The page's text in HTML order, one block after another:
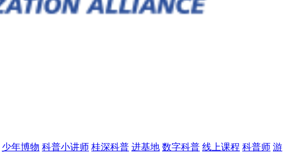
少年博物 科普小讲师 桂深科普 进基地 数字科普 线上课程 科普师 游